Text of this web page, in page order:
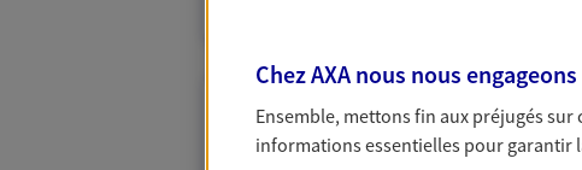
Daniel Pothet
Mandataire d'Assurance AXA
Chez AXA nous nous
Ensemble, mettons fin aux préjugés
informations essentielles pour garantir